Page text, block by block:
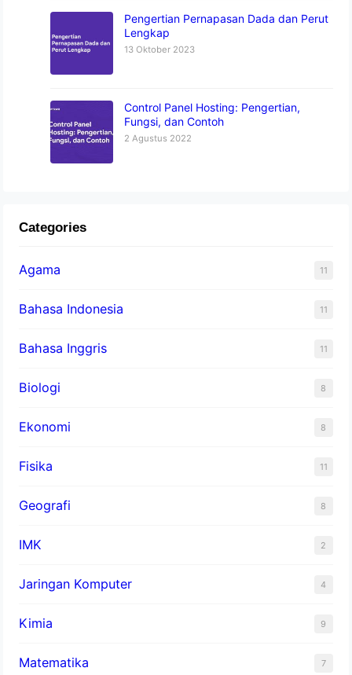
Pengertian Pernapasan Dada dan Perut
Lengkap
13 Oktober 2023
Control Panel Hosting: Pengertian,
Fungsi, dan Contoh
2 Agustus 2022
Categories
Agama 11
Bahasa Indonesia 11
Bahasa Inggris 11
Biologi 8
Ekonomi 8
Fisika 11
Geografi 8
IMK 2
Jaringan Komputer 4
Kimia 9
Matematika 7